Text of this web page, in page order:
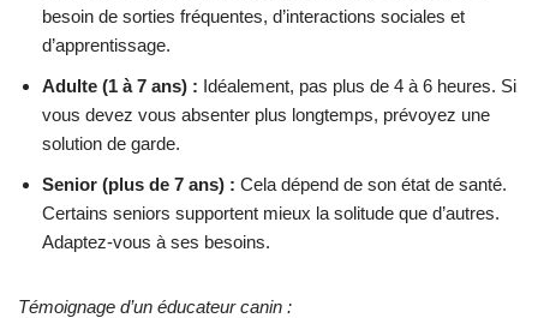
besoin de sorties fréquentes, d’interactions sociales et
d’apprentissage.
Adulte (1 à 7 ans) : Idéalement, pas plus de 4 à 6 heures. Si
vous devez vous absenter plus longtemps, prévoyez une
solution de garde.
Senior (plus de 7 ans) : Cela dépend de son état de santé.
Certains seniors supportent mieux la solitude que d’autres.
Adaptez-vous à ses besoins.
Témoignage d’un éducateur canin :